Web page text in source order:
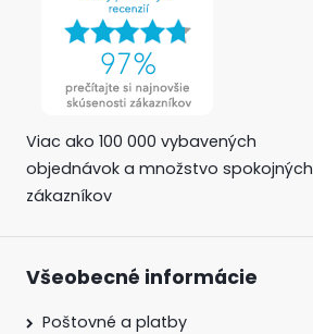
Viac ako 100 000 vybavených
objednávok a množstvo spokojných
zákazníkov
Všeobecné informácie
Poštovné a platby